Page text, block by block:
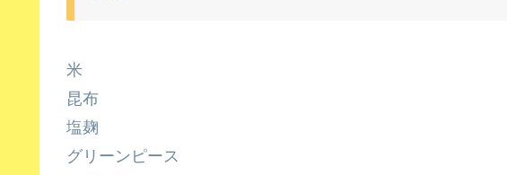
米
昆布
塩麹
グリーンピース